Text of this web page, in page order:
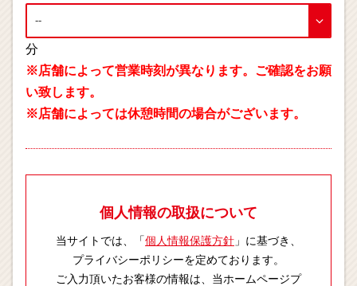
分
※店舗によって営業時刻が異なります。ご確認をお願
い致します。
※店舗によっては休憩時間の場合がございます。
個人情報の取扱について
当サイトでは、「個人情報保護方針 」に基づき、
プライバシーポリシーを定めております。
ご入力頂いたお客様の情報は、当ホームページプ